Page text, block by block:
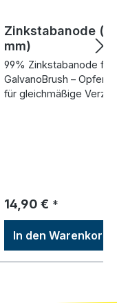
Zinkstabanode (Ø
mm)
99% Zinkstabanode für
GalvanoBrush –
für gleichmäßige
Regulärer Preis:
14,90 € *
In den Warenkorb